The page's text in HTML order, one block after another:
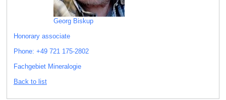
Georg Biskup
Honorary associate
Phone: +49 721 175-2802
Fachgebiet Mineralogie
Back to list